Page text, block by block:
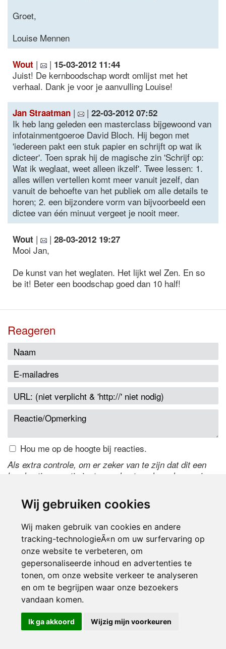
Wij gebruiken cookies
Wij maken gebruik van cookies en andere
tracking-technologieÃ«n om uw surfervaring op
onze website te verbeteren, om
gepersonaliseerde inhoud en advertenties te
tonen, om onze website verkeer te analyseren
en om te begrijpen waar onze bezoekers
vandaan komen.
Ik ga akkoord Wijzig mijn voorkeuren
Groet,
Louise Mennen
Wout | | 15-03-2012 11:44
Juist! De kernboodschap wordt omlijst met het
verhaal. Dank je voor je aanvulling Louise!
Jan Straatman | | 22-03-2012 07:52
Ik heb lang geleden een masterclass bijgewoond van
infotainmentgoeroe David Bloch. Hij begon met
'iedereen pakt een stuk papier en schrijft op wat ik
dicteer'. Toen sprak hij de magische zin 'Schrijf op:
Wat ik weglaat, weet alleen ikzelf'. Twee lessen: 1.
alles willen vertellen komt meer vanuit jezelf, dan
vanuit de behoefte van het publiek om alle details te
horen; 2. een bijzondere vorm van bijvoorbeeld een
dictee van één minuut vergeet je nooit meer.
Wout | | 28-03-2012 19:27
Mooi Jan,
De kunst van het weglaten. Het lijkt wel Zen. En so
be it! Beter een boodschap goed dan 10 half!
Reageren
Hou me op de hoogte bij reacties.
Als extra controle, om er zeker van te zijn dat dit een
handmatige reactie is, typ onderstaande code over in
de code te wijzigen.
© 2000-2026 UFE Media:Managersonline.nl|Brisk magazine
Partners:Autowereld.com